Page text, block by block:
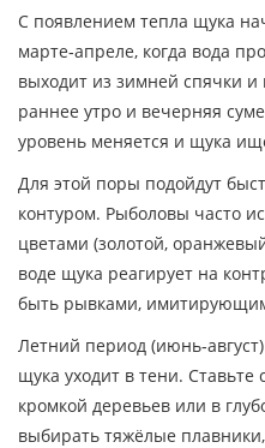
С появлением тепла щука
марте‑апреле, когда вода
выходит из зимней спячки
раннее утро и вечерняя
уровень меняется и щука
Для этой поры подойдут
контуром. Рыболовы часто
цветами (золотой,
воде щука реагирует на
быть рывками,
Летний период
щука уходит в тени. Ставьте
кромкой деревьев или в
выбирать тяжёлые